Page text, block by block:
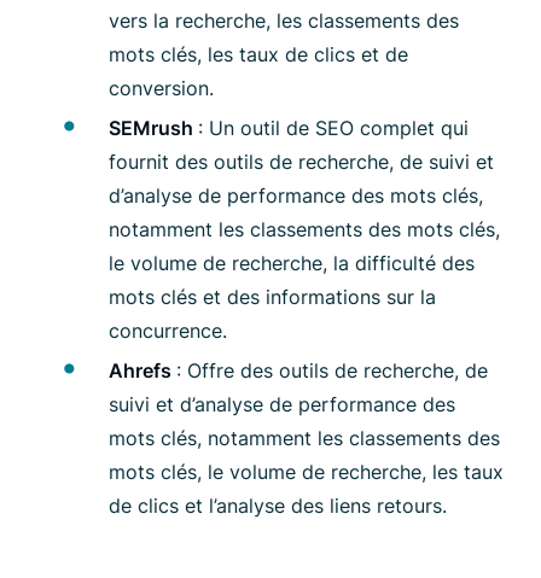
vers la recherche, les classements des
mots clés, les taux de clics et de
conversion.
SEMrush : Un outil de SEO complet qui
fournit des outils de recherche, de suivi et
d’analyse de performance des mots clés,
notamment les classements des mots clés,
le volume de recherche, la difficulté des
mots clés et des informations sur la
concurrence.
Ahrefs : Offre des outils de recherche, de
suivi et d’analyse de performance des
mots clés, notamment les classements des
mots clés, le volume de recherche, les taux
de clics et l’analyse des liens retours.